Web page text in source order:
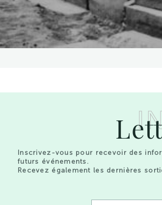
Inscrivez-vous pour recevoir des
futurs événements.
Recevez également les dernières